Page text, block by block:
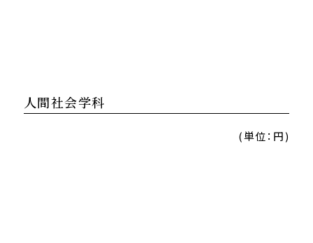
人間社会学科
(単位：円)